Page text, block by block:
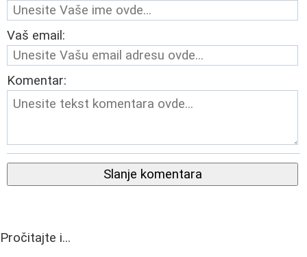
Vaš email:
Komentar:
Slanje komentara
Pročitajte i...